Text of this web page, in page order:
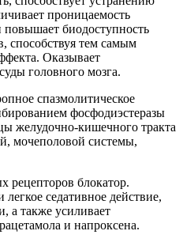
проницаемость
повышает биодоступность
способствуя тем самым
Оказывает
головного мозга.
спазмолитическое
фосфодиэстеразы
желудочно-кишечного тракта
мочеполовой системы,
блокатор.
седативное действие,
а также усиливает
и напроксена.